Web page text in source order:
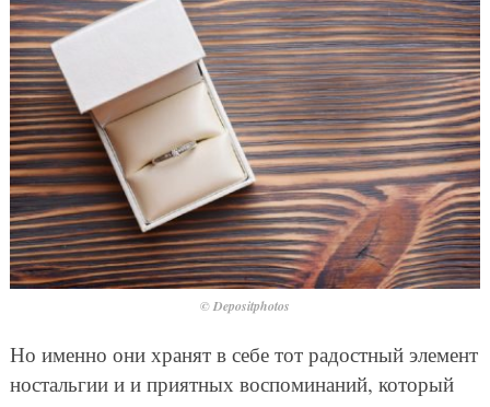
© Depositphotos
Но именно они хранят в себе тот радостный элемент
ностальгии и и приятных воспоминаний, который